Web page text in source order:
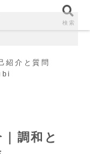
紹介と質問
調和と
検索